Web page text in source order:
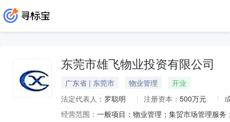
东莞市雄飞物业投资有限公司
广东省 | 东莞市 物业管理
开业
法定代表人： 罗聪明 注册资本： 500万元
经营范围：